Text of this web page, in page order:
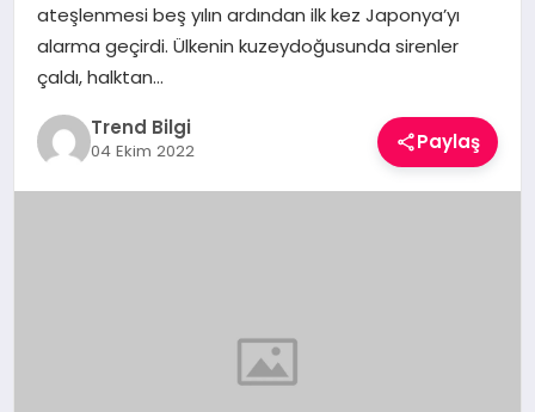
TEKNOLOJI
YAŞAM
ateşlenmesi beş yılın ardından ilk kez Japonya’yı
alarma geçirdi. Ülkenin kuzeydoğusunda sirenler
çaldı, halktan…
Trend Bilgi
04 Ekim 2022 Paylaş